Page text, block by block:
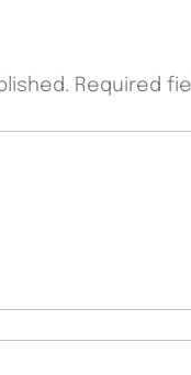
Required